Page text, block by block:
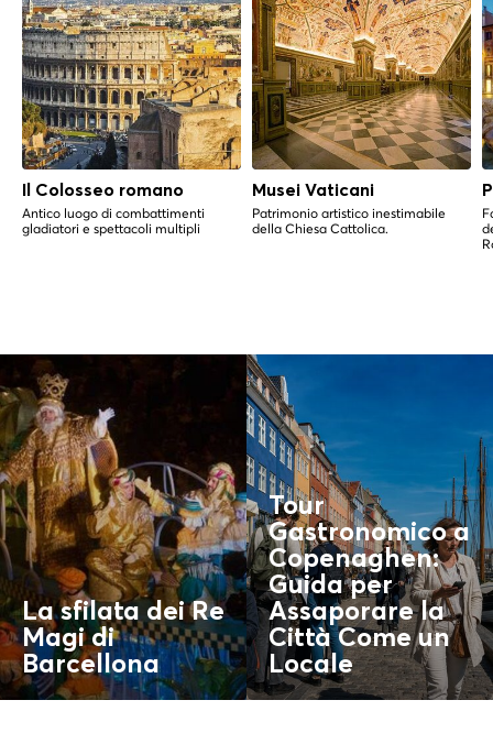
Il Colosseo romano
Antico luogo di combattimenti
gladiatori e spettacoli multipli
Musei Vaticani
Patrimonio artistico inestimabile
della Chiesa Cattolica.
La sfilata dei Re
Magi di
Barcellona
Tour
Gastronomico a
Copenaghen:
Guida per
Assaporare la
Città Come un
Locale